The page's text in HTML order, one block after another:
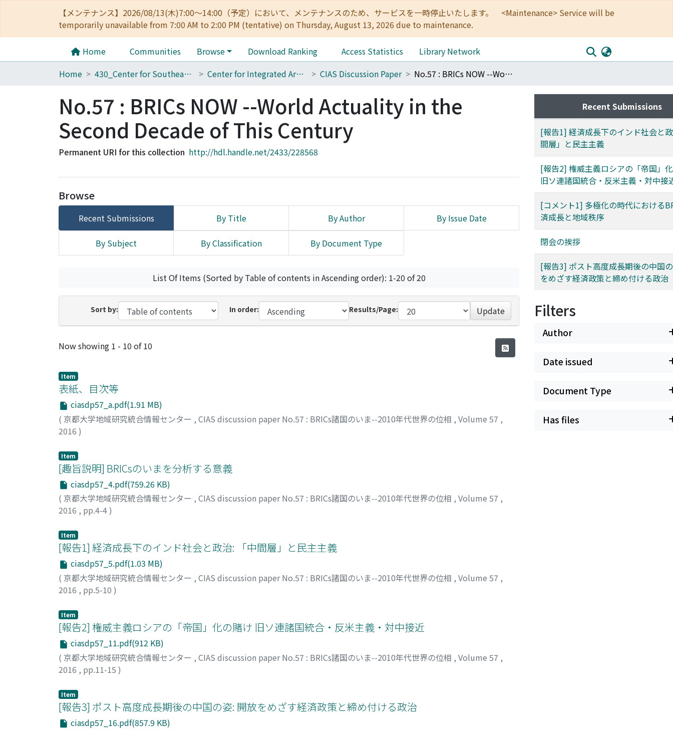
【メンテナンス】2026/08/13(木)7:00～14:00（予定）において、メンテナンスのため、サービスを一時停止いたします。 <Maintenance> Service will be
temporarily unavailable from 7:00 AM to 2:00 PM (tentative) on Thursday, August 13, 2026 due to maintenance.
Home Communities Browse Download Ranking Access Statistics
Library Network
Home
430_Center for Southeast Asian Studies Center for Integrated Area Studies CIAS Discussion Paper No.57 : BRICs NOW --World Actuality in the Second Decade of This Century
No.57 : BRICs NOW --World Actuality in the
Second Decade of This Century
Permanent URI for this collection http://hdl.handle.net/2433/228568
Browse
Recent Submissions By Title By Author By Issue Date
By Subject By Classification By Document Type
List Of Items (Sorted by Table of contents in Ascending order): 1-20 of 20
Sort by: In order: Results/Page: Update
Recent Submissions
Now showing 1 - 10 of 10
Item
表紙、目次等
ciasdp57_a.pdf(1.91 MB)
( 京都大学地域研究統合情報センター , CIAS discussion paper No.57 : BRICs諸国のいま--2010年代世界の位相 , Volume 57 ,
2016 )
Item
[趣旨説明] BRICsのいまを分析する意義
ciasdp57_4.pdf(759.26 KB)
( 京都大学地域研究統合情報センター , CIAS discussion paper No.57 : BRICs諸国のいま--2010年代世界の位相 , Volume 57 ,
2016 , pp.4-4)
Item
[報告1] 経済成長下のインド社会と政治: 「中間層」と民主主義
ciasdp57_5.pdf(1.03 MB)
( 京都大学地域研究統合情報センター , CIAS discussion paper No.57 : BRICs諸国のいま--2010年代世界の位相 , Volume 57 ,
2016 , pp.5-10 )
Item
[報告2] 権威主義ロシアの「帝国」化の賭け 旧ソ連諸国統合・反米主義・対中接近
ciasdp57_11.pdf(912 KB)
( 京都大学地域研究統合情報センター , CIAS discussion paper No.57 : BRICs諸国のいま--2010年代世界の位相 , Volume 57 ,
2016 , pp.11-15 )
Item
[報告3] ポスト高度成長期後の中国の姿: 開放をめざす経済政策と締め付ける政治
ciasdp57_16.pdf(857.9 KB)
Recent Submissions
[報告1] 経済成長下のインド社会と
間層」と民主主義
[報告2] 権威主義ロシアの「帝国」
旧ソ連諸国統合・反米主義・対中接
[コメント1] 多極化の時代における
済成長と地域秩序
閉会の挨拶
[報告3] ポスト高度成長期後の中国
をめざす経済政策と締め付ける政治
Filters
Author
Date issued
Document Type
Has files